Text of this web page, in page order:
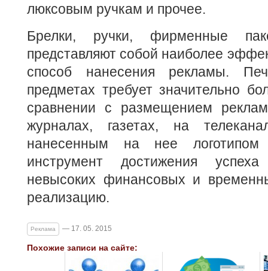
люксовым ручкам и прочее.
Брелки, ручки, фирменные
представляют собой наиболее
способ нанесения рекламы.
предметах требует значительно
сравнении с размещением
журналах, газетах, на
нанесенным на нее
инструмент достижения
невысоких финансовых и
реализацию.
Реклама — 17. 05. 2015
Похожие записи на сайте: